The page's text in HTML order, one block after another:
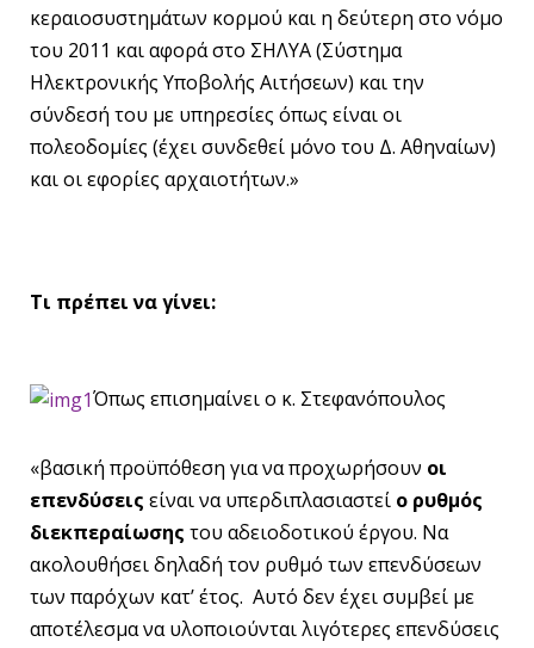
κεραιοσυστημάτων κορμού και η δεύτερη στο νόμο
του 2011 και αφορά στο ΣΗΛΥΑ (Σύστημα
Ηλεκτρονικής Υποβολής Αιτήσεων) και την
σύνδεσή του με υπηρεσίες όπως είναι οι
πολεοδομίες (έχει συνδεθεί μόνο του Δ. Αθηναίων)
και οι εφορίες αρχαιοτήτων.»
Τι πρέπει να γίνει:
Όπως επισημαίνει ο κ. Στεφανόπουλος
«βασική προϋπόθεση για να προχωρήσουν οι
επενδύσεις είναι να υπερδιπλασιαστεί ο ρυθμός
διεκπεραίωσης του αδειοδοτικού έργου. Να
ακολουθήσει δηλαδή τον ρυθμό των επενδύσεων
των παρόχων κατ’ έτος. Αυτό δεν έχει συμβεί με
αποτέλεσμα να υλοποιούνται λιγότερες επενδύσεις